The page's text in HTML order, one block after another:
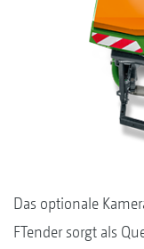
Das optionale
FTender sorgt als